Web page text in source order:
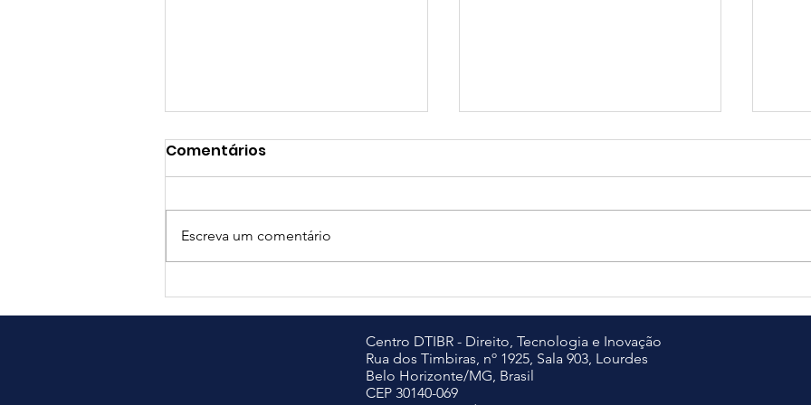
Edital DTEC 2026/2
O
Comentários
Escreva um comentário
Centro DTIBR - Direito, Tecnologia e Inovação
Rua dos Timbiras, nº 1925, Sala 903, Lourdes
Belo Horizonte/MG, Brasil
CEP 30140-069